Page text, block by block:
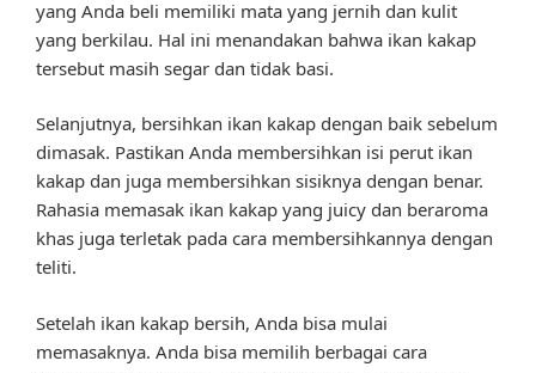
yang Anda beli memiliki mata yang jernih dan kulit
yang berkilau. Hal ini menandakan bahwa ikan kakap
tersebut masih segar dan tidak basi.
Selanjutnya, bersihkan ikan kakap dengan baik sebelum
dimasak. Pastikan Anda membersihkan isi perut ikan
kakap dan juga membersihkan sisiknya dengan benar.
Rahasia memasak ikan kakap yang juicy dan beraroma
khas juga terletak pada cara membersihkannya dengan
teliti.
Setelah ikan kakap bersih, Anda bisa mulai
memasaknya. Anda bisa memilih berbagai cara